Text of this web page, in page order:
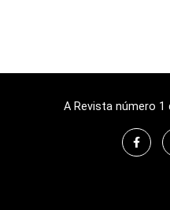
A Revista número